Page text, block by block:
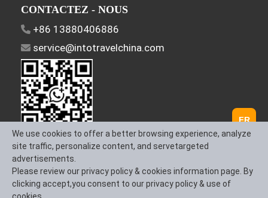
CONTACTEZ - NOUS
+86 13880406886
service@intotravelchina.com
SUIVEZ - NOUS
FR
We use cookies to offer a better browsing experience, analyze
site traffic, personalize content, and servetargeted
advertisements.
Please review our privacy policy & cookies information page. By
clicking accept,you consent to our privacy policy & use of